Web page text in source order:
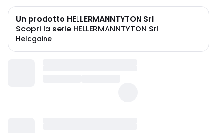
Un prodotto HELLERMANNTYTON Srl
Scopri la serie HELLERMANNTYTON Srl
Helagaine